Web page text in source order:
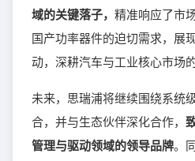
域的关键落子， 精准响应了市
国产功率器件的迫切需求，展
动，深耕汽车与工业核心市场的
未来，思瑞浦将继续围绕系统
合，并与生态伙伴深化合作，
管理与驱动领域的领导品牌。